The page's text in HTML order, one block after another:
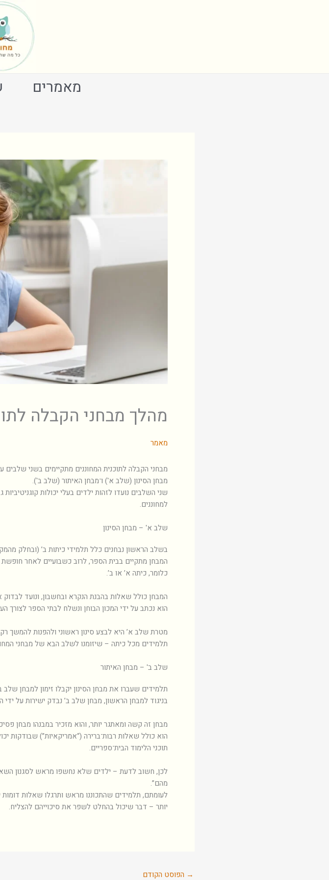
מאמרים
מהלך מבחני הקבלה
מאמר
מבחני הקבלה לתוכנית המחוננים מתקיימים בשני שלבים
מבחן הסינון (שלב א') ו־מבחן האיתור (שלב ב').
שני השלבים נועדו לזהות ילדים בעלי יכולות
למחוננים.
שלב א' – מבחן הסינון
בשלב הראשון נבחנים כלל תלמידי כיתות ב’ (ובחלק
המבחן מתקיים בבית הספר, לרוב כשבועיים לאחר
כלומר, כיתה א’ או ב’.
המבחן כולל שאלות בהבנת הנקרא ובחשבון, ונועד
הוא נכתב על ידי המכון הבוחן ונשלח לבתי הספר לצורך
תלמידים מכל כיתה – שיזומנו לשלב הבא של מבחני
שלב ב' – מבחן האיתור
תלמידים שעברו את מבחן הסינון יקבלו זימון למבחן שלב
בניגוד למבחן הראשון, מבחן שלב ב’ נבדק ישירות על ידי
מבחן זה קשה ומאתגר יותר, והוא מזכיר במבנהו מבחן
הוא כולל שאלות רבות־ברירה (“אמריקאיות”) שבודקות
תוכני הלימוד הבית־ספריים.
לכן, חשוב לדעת – ילדים שלא נחשפו מראש לסגנון
מהם”.
לעומתם, תלמידים שהתכוננו מראש ותרגלו שאלות דומות
יותר – דבר שיכול בהחלט לשפר את סיכוייהם להצליח.
→ הפוסט הקודם